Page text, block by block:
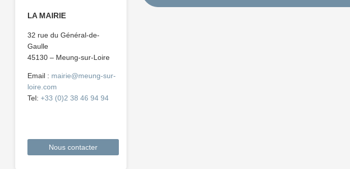
LA MAIRIE
32 rue du Général-de-
Gaulle
45130 – Meung-sur-Loire
Email : mairie@meung-sur-
loire.com
Tel:+33 (0)2 38 46 94 94
Nous contacter